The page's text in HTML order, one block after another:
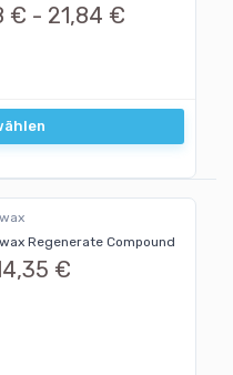
€ - 21,84 €
Regenerate Compound
€